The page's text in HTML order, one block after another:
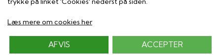
Her kan du betale med
Læs mere om cookies her
AFVIS ACCEPTER